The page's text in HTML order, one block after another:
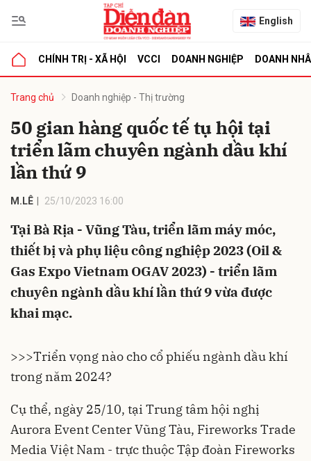
English
CHÍNH TRỊ - XÃ HỘI VCCI DOANH NGHIỆP DOANH
Trang chủ Doanh nghiệp - Thị trường
50 gian hàng quốc tế tụ hội tại
triển lãm chuyên ngành dầu khí
lần thứ 9
M.LÊ 25/10/2023 16:00
Tại Bà Rịa - Vũng Tàu, triển lãm máy móc,
thiết bị và phụ liệu công nghiệp 2023 (Oil &
Gas Expo Vietnam OGAV 2023) - triển lãm
chuyên ngành dầu khí lần thứ 9 vừa được
khai mạc.
>>>Triển vọng nào cho cổ phiếu ngành dầu khí
trong năm 2024?
Cụ thể, ngày 25/10, tại Trung tâm hội nghị
Aurora Event Center Vũng Tàu, Fireworks Trade
Media Việt Nam - trực thuộc Tập đoàn Fireworks
luận
Hủy